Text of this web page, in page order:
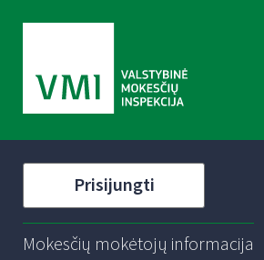
Prisijungti
Mokesčių mokėtojų informacija